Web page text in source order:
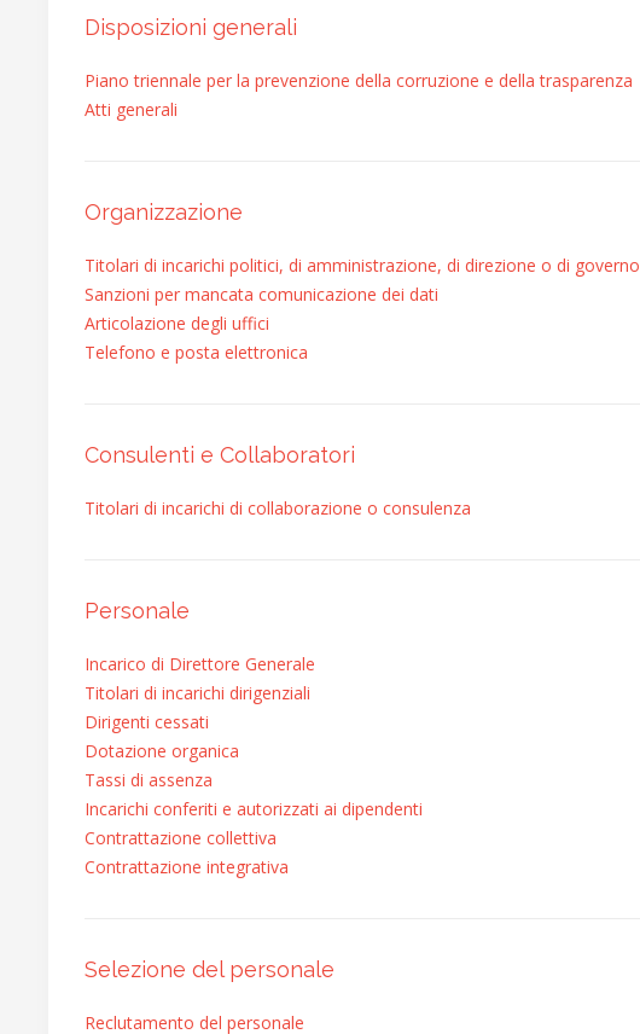
Disposizioni generali
Piano triennale per la prevenzione della corruzione e della trasparenza
Atti generali
Organizzazione
Titolari di incarichi politici, di amministrazione, di direzione o di governo
Sanzioni per mancata comunicazione dei dati
Articolazione degli uffici
Telefono e posta elettronica
Consulenti e Collaboratori
Titolari di incarichi di collaborazione o consulenza
Personale
Incarico di Direttore Generale
Titolari di incarichi dirigenziali
Dirigenti cessati
Dotazione organica
Tassi di assenza
Incarichi conferiti e autorizzati ai dipendenti
Contrattazione collettiva
Contrattazione integrativa
Selezione del personale
Reclutamento del personale